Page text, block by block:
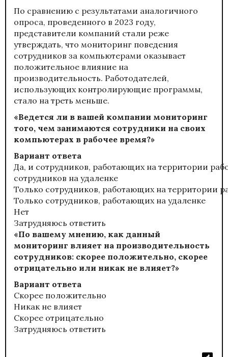
По сравнению с результатами аналогичного
опроса, проведенного в 2023 году,
представители компаний стали реже
утверждать, что мониторинг поведения
сотрудников за компьютерами оказывает
положительное влияние на
производительность. Работодателей,
использующих контролирующие программы,
стало на треть меньше.
«Ведется ли в вашей компании мониторинг
того, чем занимаются сотрудники на своих
компьютерах в рабочее время?»
Вариант ответа
Да, и сотрудников, работающих на территории
сотрудников на удаленке
Только сотрудников, работающих на территории
Только сотрудников, работающих на удаленке
Нет
Затрудняюсь ответить
«По вашему мнению, как данный
мониторинг влияет на производительность
сотрудников: скорее положительно, скорее
отрицательно или никак не влияет?»
Вариант ответа
Скорее положительно
Никак не влияет
Скорее отрицательно
Затрудняюсь ответить